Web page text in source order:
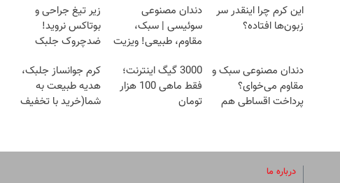
این کرم چرا اینقدر سر
زبون‌ها افتاده؟
دندان مصنوعی
سوئیسی | سبک،
مقاوم، طبیعی! ویزیت
اقساطی😍
زیر تیغ جراحی و
بوتاکس نروید!
ضدچروک جلبک
دندان مصنوعی سبک و
مقاوم می‌خوای؟
پرداخت اقساطی هم
3000 گیگ اینترنت؛
فقط ماهی 100 هزار
تومان
کرم جوانساز جلبک،
هدیه طبیعت به
شما(خرید با تخفیف
درباره ما